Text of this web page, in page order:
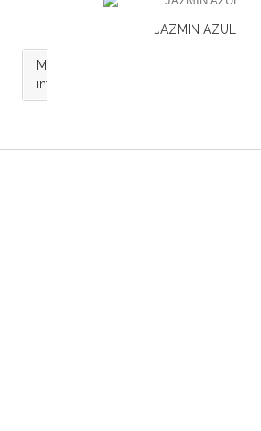
Más
información
JAZMIN AZUL